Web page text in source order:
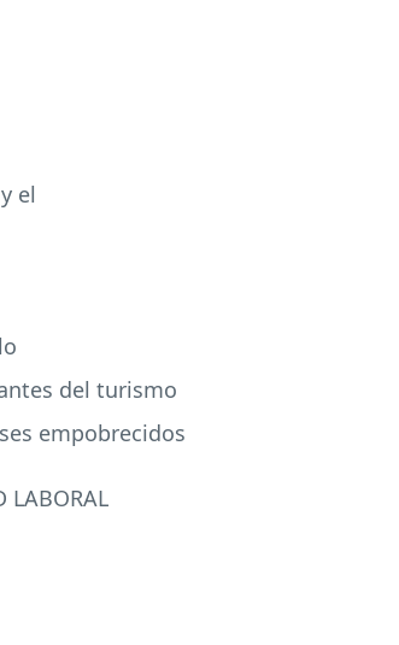
el
del turismo
empobrecidos
LABORAL